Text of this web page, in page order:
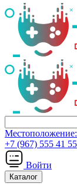
Местоположение:
+7 (967) 555 41 55
Войти
Каталог